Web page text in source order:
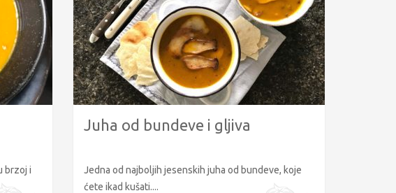
brzoj i
Juha od bundeve i gljiva
Jedna od najboljih jesenskih juha od bundeve, koje
ćete ikad kušati....